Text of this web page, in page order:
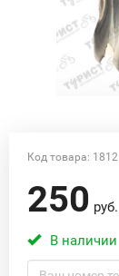
Код товара: 1812
250 руб.
В наличии